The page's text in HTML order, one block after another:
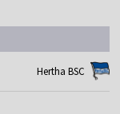
Hertha BSC